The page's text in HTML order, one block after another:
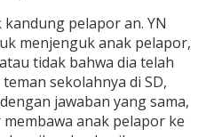
pelapor an. YN
menjenguk anak pelapor,
tidak bahwa dia telah
sekolahnya di SD,
jawaban yang sama,
anak pelapor ke